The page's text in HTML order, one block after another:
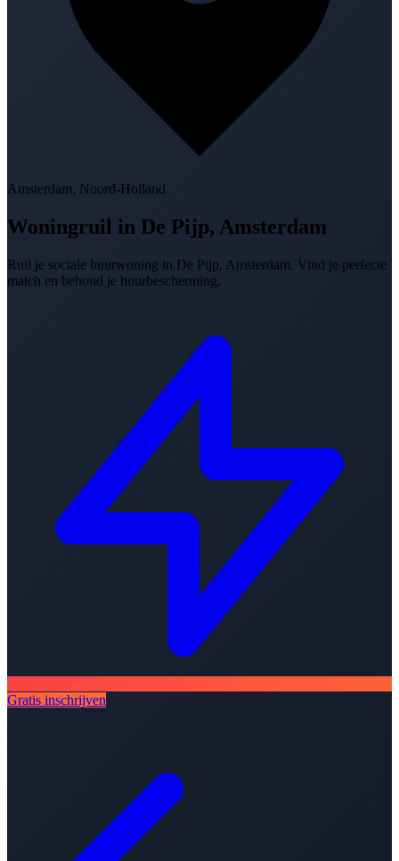
Amsterdam, Noord-Holland
Woningruil in De Pijp, Amsterdam
Ruil je sociale huurwoning in De Pijp, Amsterdam. Vind je perfecte
match en behoud je huurbescherming.
Gratis inschrijven